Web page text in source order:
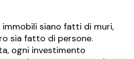
siano fatti di muri,
sia fatto di persone.
ogni investimento